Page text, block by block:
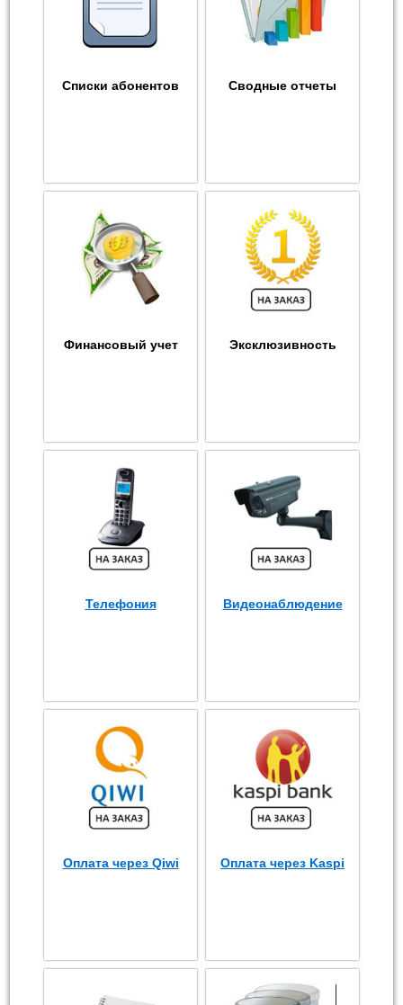
Списки абонентов Сводные отчеты
Финансовый учет Эксклюзивность
Телефония Видеонаблюдение
Оплата через Qiwi Оплата через Kaspi